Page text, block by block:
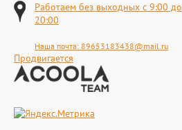
Работаем без выходных с 9:00 до
20:00
Наша почта: 89653183438@mail.ru
Продвигается